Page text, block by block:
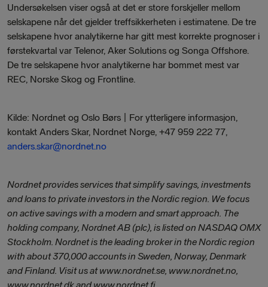
Undersøkelsen viser også at det er store forskjeller mellom
selskapene når det gjelder treffsikkerheten i estimatene. De tre
selskapene hvor analytikerne har gitt mest korrekte prognoser i
førstekvartal var Telenor, Aker Solutions og Songa Offshore.
De tre selskapene hvor analytikerne har bommet mest var
REC, Norske Skog og Frontline.
Kilde: Nordnet og Oslo Børs | For ytterligere informasjon,
kontakt Anders Skar, Nordnet Norge, +47 959 222 77,
anders.skar@nordnet.no
Nordnet provides services that simplify savings, investments
and loans to private investors in the Nordic region. We focus
on active savings with a modern and smart approach. The
holding company, Nordnet AB (plc), is listed on NASDAQ OMX
Stockholm. Nordnet is the leading broker in the Nordic region
with about 370,000 accounts in Sweden, Norway, Denmark
and Finland. Visit us at www.nordnet.se, www.nordnet.no,